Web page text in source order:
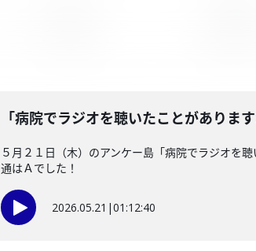
「病院でラジオを聴いたことがあります
５月２１日（木）のアンケー島「病院でラジオを
通はＡでした！
2026.05.21 |01:12:40